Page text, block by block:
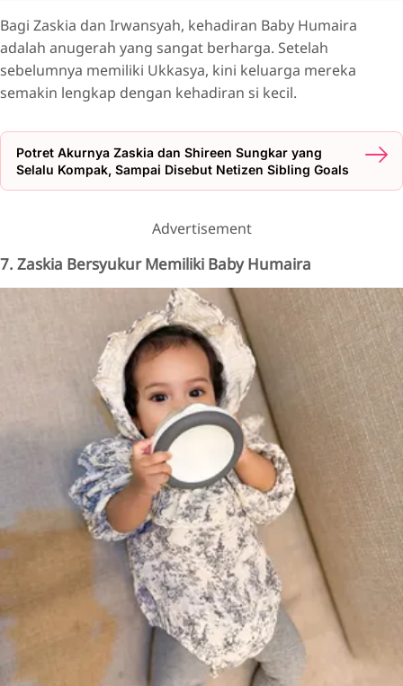
Bagi Zaskia dan Irwansyah, kehadiran Baby Humaira
adalah anugerah yang sangat berharga. Setelah
sebelumnya memiliki Ukkasya, kini keluarga mereka
semakin lengkap dengan kehadiran si kecil.
Potret Akurnya Zaskia dan Shireen Sungkar yang
Selalu Kompak, Sampai Disebut Netizen Sibling Goals
Advertisement
7. Zaskia Bersyukur Memiliki Baby Humaira